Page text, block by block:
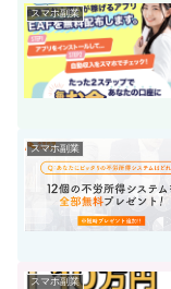
スマホ副業
スマホ副業
スマホ副業